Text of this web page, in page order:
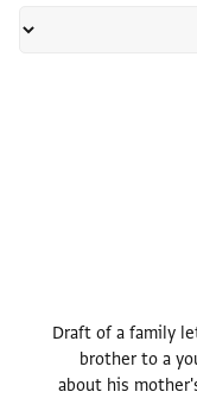
Draft of a family
brother to a
about his